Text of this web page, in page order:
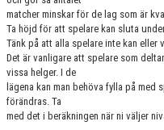
matcher minskar för de lag som är
Ta höjd för att spelare kan sluta
Tänk på att alla spelare inte kan eller
Det är vanligare att spelare som
vissa helger. I de
lägena kan man behöva fylla på
förändras. Ta
med det i beräkningen när ni väljer